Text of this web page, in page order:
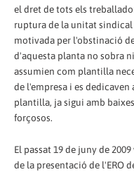
el dret de tots els
ruptura de la unitat sindical
motivada per l'obstinació
d'aquesta planta no sobra
assumien com plantilla
de l'empresa i es
plantilla, ja sigui amb
forçosos.
El passat 19 de juny de
de la presentació de l'ERO